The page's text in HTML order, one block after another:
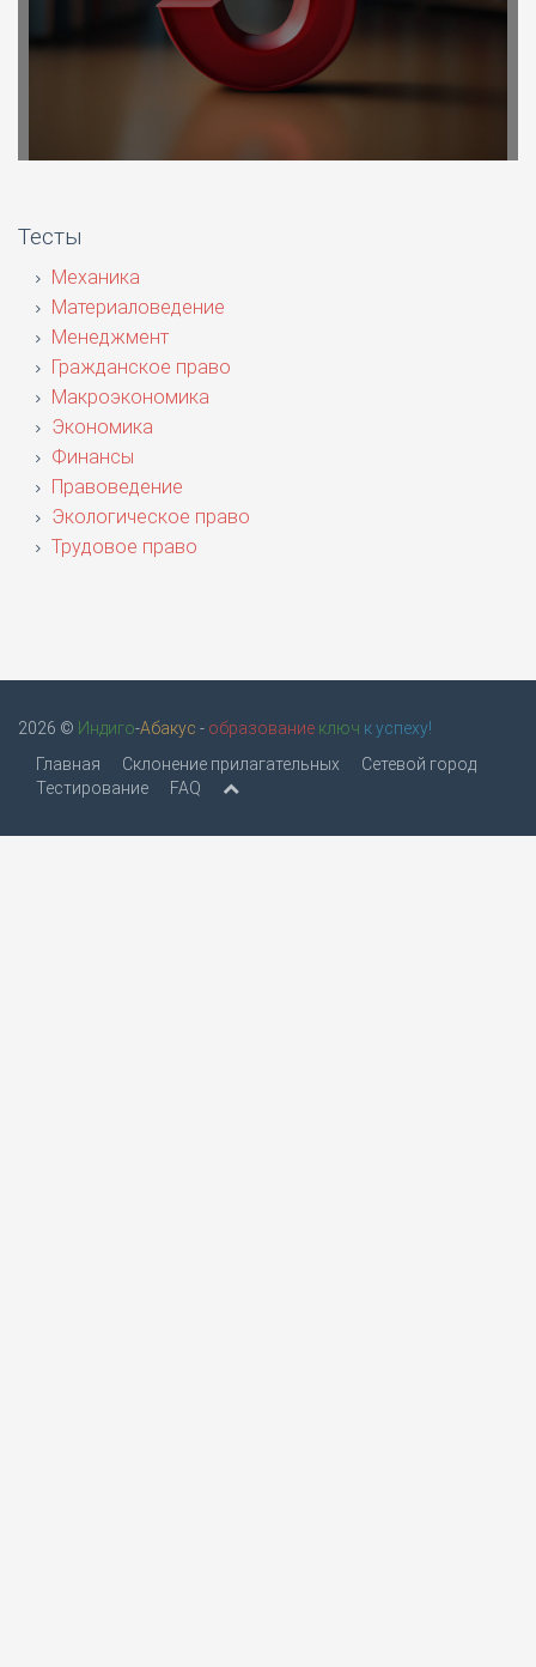
Тесты
Механика
Материаловедение
Менеджмент
Гражданское право
Макроэкономика
Экономика
Финансы
Правоведение
Экологическое право
Трудовое право
2026 © Индиго-Абакус - образование ключ к успеху!
Главная
Склонение прилагательных
Сетевой город
Тестирование
FAQ